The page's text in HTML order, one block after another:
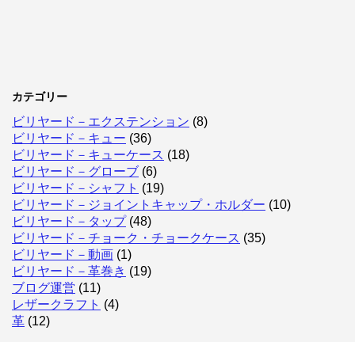
カテゴリー
ビリヤード－エクステンション (8)
ビリヤード－キュー (36)
ビリヤード－キューケース (18)
ビリヤード－グローブ (6)
ビリヤード－シャフト (19)
ビリヤード－ジョイントキャップ・ホルダー (10)
ビリヤード－タップ(48)
ビリヤード－チョーク・チョークケース (35)
ビリヤード－動画 (1)
ビリヤード－革巻き (19)
ブログ運営 (11)
レザークラフト (4)
革 (12)